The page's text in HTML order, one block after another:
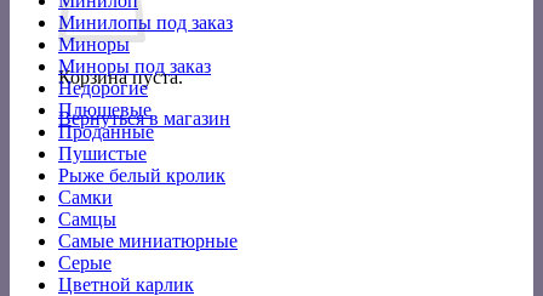
Корзина пуста.
Вернуться в магазин
Минилопы под заказ
Миноры
Миноры под заказ
Недорогие
Плюшевые
Проданные
Пушистые
Рыже белый кролик
Самки
Самцы
Самые миниатюрные
Серые
Цветной карлик